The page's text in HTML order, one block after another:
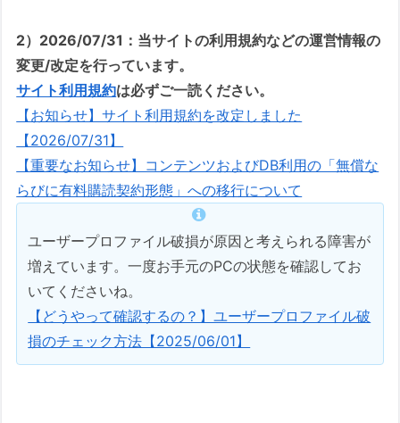
2）2026/07/31：当サイトの利用規約などの運営情報の
変更/改定を行っています。
サイト利用規約は必ずご一読ください。
【お知らせ】サイト利用規約を改定しました
【2026/07/31】
【重要なお知らせ】コンテンツおよびDB利用の「無償な
らびに有料購読契約形態」への移行について
ユーザープロファイル破損が原因と考えられる障害が
増えています。一度お手元のPCの状態を確認してお
いてくださいね。
【どうやって確認するの？】ユーザープロファイル破
損のチェック方法【2025/06/01】